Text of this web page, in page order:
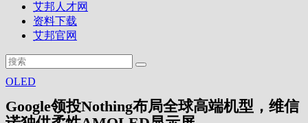
艾邦人才网
资料下载
艾邦官网
OLED
Google领投Nothing布局全球高端机型，维信